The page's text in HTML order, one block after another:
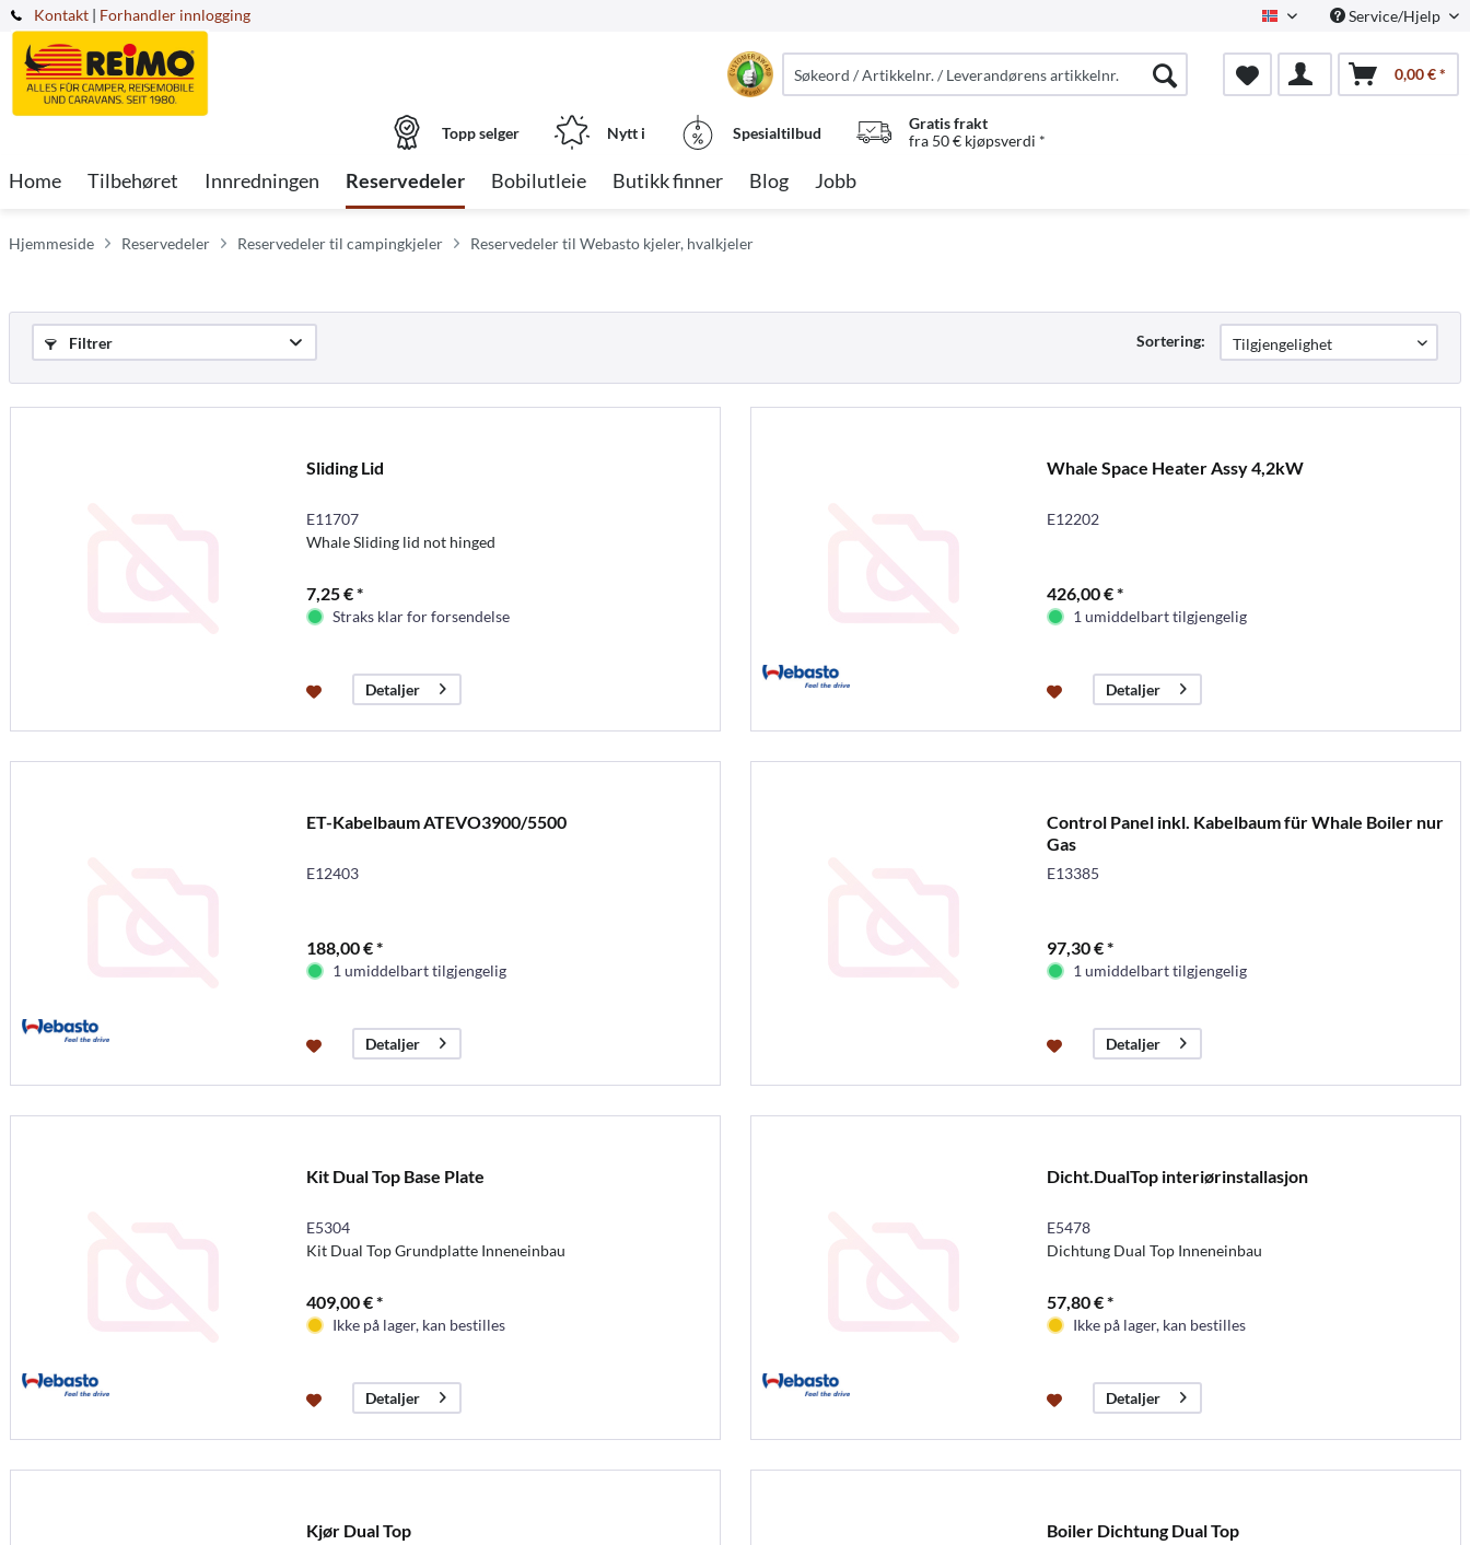
Kontakt NorwegianService/Hjelp
| Forhandler innlogging
0,00 € *
Topp selger Nytt i Spesialtilbud
Gratis frakt
fra 50 € kjøpsverdi *
Home Tilbehøret Innredningen Reservedeler Bobilutleie Butikk finner Blog Jobb
Hjemmeside Reservedeler Reservedeler til campingkjeler Reservedeler til Webasto kjeler, hvalkjeler
Filtrer Sortering:
Sliding Lid
E11707
Whale Sliding lid not hinged
7,25 € *
Straks klar for forsendelse
Detaljer
Whale Space Heater Assy 4,2kW
E12202
426,00 € *
1 umiddelbart tilgjengelig
Detaljer
ET-Kabelbaum ATEVO3900/5500
E12403
188,00 € *
1 umiddelbart tilgjengelig
Detaljer
Control Panel inkl. Kabelbaum für Whale Boiler nur
Gas
E13385
97,30 € *
1 umiddelbart tilgjengelig
Detaljer
Kit Dual Top Base Plate
E5304
Kit Dual Top Grundplatte Inneneinbau
409,00 € *
Ikke på lager, kan bestilles
Detaljer
Dicht.DualTop interiørinstallasjon
E5478
Dichtung Dual Top Inneneinbau
57,80 € *
Ikke på lager, kan bestilles
Detaljer
Kjør Dual Top Boiler Dichtung Dual Top